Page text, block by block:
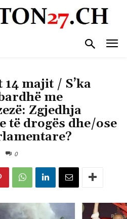
majit / S’ka
me
Zgjedhja
të drogës dhe/ose
0